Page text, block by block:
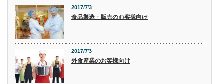
2017/7/3
食品製造・販売のお客様向け
2017/7/3
外食産業のお客様向け